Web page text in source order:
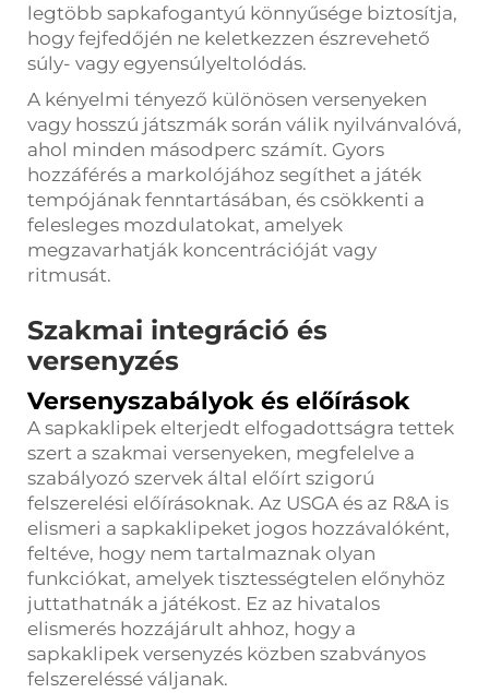
legtöbb sapkafogantyú könnyűsége biztosítja,
hogy fejfedőjén ne keletkezzen észrevehető
súly- vagy egyensúlyeltolódás.
A kényelmi tényező különösen versenyeken
vagy hosszú játszmák során válik nyilvánvalóvá,
ahol minden másodperc számít. Gyors
hozzáférés a markolójához segíthet a játék
tempójának fenntartásában, és csökkenti a
felesleges mozdulatokat, amelyek
megzavarhatják koncentrációját vagy
ritmusát.
Szakmai integráció és
versenyzés
Versenyszabályok és előírások
A sapkaklipek elterjedt elfogadottságra tettek
szert a szakmai versenyeken, megfelelve a
szabályozó szervek által előírt szigorú
felszerelési előírásoknak. Az USGA és az R&A is
elismeri a sapkaklipeket jogos hozzávalóként,
feltéve, hogy nem tartalmaznak olyan
funkciókat, amelyek tisztességtelen előnyhöz
juttathatnák a játékost. Ez az hivatalos
elismerés hozzájárult ahhoz, hogy a
sapkaklipek versenyzés közben szabványos
felszereléssé váljanak.